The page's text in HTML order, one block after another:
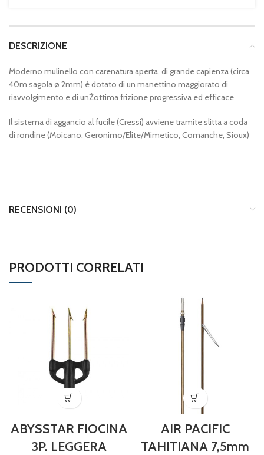
DESCRIZIONE
Moderno mulinello con carenatura aperta, di grande capienza (circa
40m sagola ø 2mm) è dotato di un manettino maggiorato di
riavvolgimento e di unŽottima frizione progressiva ed efficace
Il sistema di aggancio al fucile (Cressi) avviene tramite slitta a coda
di rondine (Moicano, Geronimo/Elite/Mimetico, Comanche, Sioux)
RECENSIONI (0)
PRODOTTI CORRELATI
ABYSSTAR FIOCINA
3P. LEGGERA
AIR PACIFIC
TAHITIANA 7,5mm